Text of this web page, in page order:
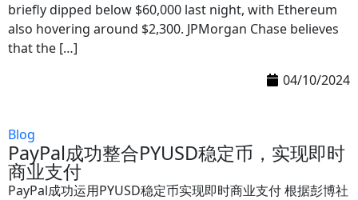
briefly dipped below $60,000 last night, with Ethereum
also hovering around $2,300. JPMorgan Chase believes
that the […]
04/10/2024
Blog
PayPal成功整合PYUSD稳定币，实现即时
商业支付
PayPal成功运用PYUSD稳定币实现即时商业支付 根据彭博社